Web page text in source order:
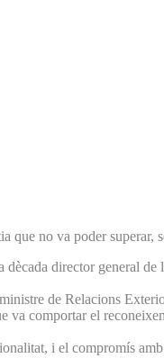
no va poder superar,
director general
de Relacions
comportar el
i el compromís